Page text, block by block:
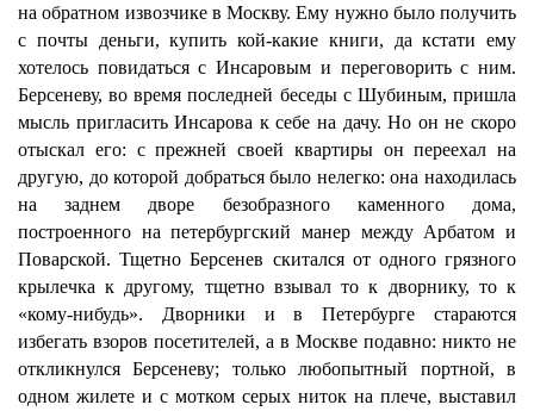
на обратном извозчике в Москву. Ему нужно было получить
с почты деньги, купить кой-какие книги, да кстати ему
хотелось повидаться с Инсаровым и переговорить с ним.
Берсеневу, во время последней беседы с Шубиным, пришла
мысль пригласить Инсарова к себе на дачу. Но он не скоро
отыскал его: с прежней своей квартиры он переехал на
другую, до которой добраться было нелегко: она находилась
на заднем дворе безобразного каменного дома,
построенного на петербургский манер между Арбатом и
Поварской. Тщетно Берсенев скитался от одного грязного
крылечка к другому, тщетно взывал то к дворнику, то к
«кому-нибудь». Дворники и в Петербурге стараются
избегать взоров посетителей, а в Москве подавно: никто не
откликнулся Берсеневу; только любопытный портной, в
одном жилете и с мотком серых ниток на плече, выставил